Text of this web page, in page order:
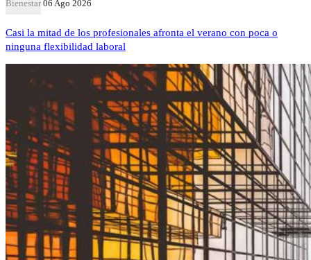
Bienestar 06 Ago 2026
Casi la mitad de los profesionales afronta el verano con poca o
ninguna flexibilidad laboral